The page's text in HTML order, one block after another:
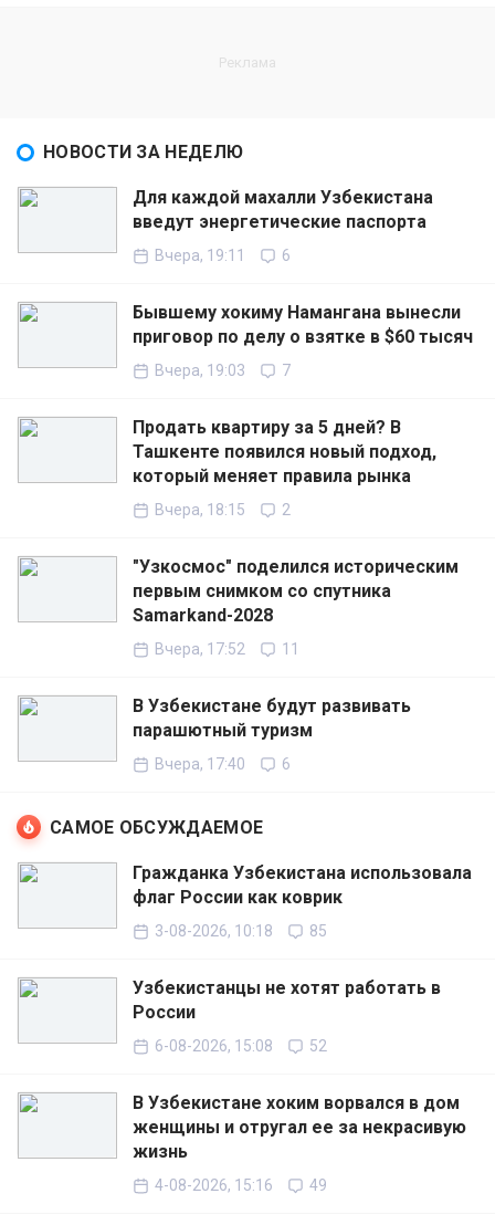
НОВОСТИ ЗА НЕДЕЛЮ
Для каждой махалли Узбекистана
введут энергетические паспорта
Вчера, 19:11 6
Бывшему хокиму Намангана вынесли
приговор по делу о взятке в $60 тысяч
Вчера, 19:03 7
Продать квартиру за 5 дней? В
Ташкенте появился новый подход,
который меняет правила рынка
Вчера, 18:15 2
"Узкосмос" поделился историческим
первым снимком со спутника
Samarkand-2028
Вчера, 17:52 11
В Узбекистане будут развивать
парашютный туризм
Вчера, 17:40 6
САМОЕ ОБСУЖДАЕМОЕ
Гражданка Узбекистана использовала
флаг России как коврик
3-08-2026, 10:18 85
Узбекистанцы не хотят работать в
России
6-08-2026, 15:08 52
В Узбекистане хоким ворвался в дом
женщины и отругал ее за некрасивую
жизнь
4-08-2026, 15:16 49